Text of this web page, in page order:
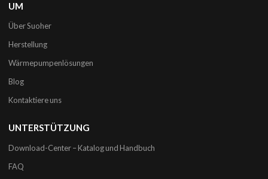
UM
Über Suoher
Herstellung
Wärmepumpenlösungen
Blog
Kontaktiere uns
UNTERSTÜTZUNG
Download-Center – Katalog und Handbuch
FAQ